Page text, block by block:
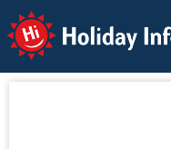
Holiday Info